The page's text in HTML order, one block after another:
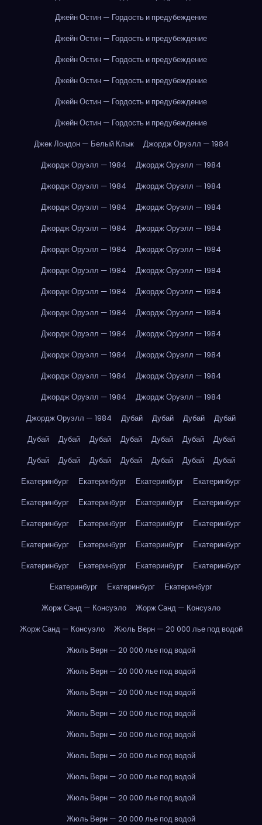
Джейн Остин — Гордость и предубеждение
Джейн Остин — Гордость и предубеждение
Джейн Остин — Гордость и предубеждение
Джейн Остин — Гордость и предубеждение
Джейн Остин — Гордость и предубеждение
Джейн Остин — Гордость и предубеждение
Джек Лондон — Белый Клык
Джордж Оруэлл — 1984
Джордж Оруэлл — 1984
Джордж Оруэлл — 1984
Джордж Оруэлл — 1984
Джордж Оруэлл — 1984
Джордж Оруэлл — 1984
Джордж Оруэлл — 1984
Джордж Оруэлл — 1984
Джордж Оруэлл — 1984
Джордж Оруэлл — 1984
Джордж Оруэлл — 1984
Джордж Оруэлл — 1984
Джордж Оруэлл — 1984
Джордж Оруэлл — 1984
Джордж Оруэлл — 1984
Джордж Оруэлл — 1984
Джордж Оруэлл — 1984
Джордж Оруэлл — 1984
Джордж Оруэлл — 1984
Джордж Оруэлл — 1984
Джордж Оруэлл — 1984
Джордж Оруэлл — 1984
Джордж Оруэлл — 1984
Джордж Оруэлл — 1984
Джордж Оруэлл — 1984
Джордж Оруэлл — 1984
Дубай Дубай Дубай
Дубай
Дубай
Дубай Дубай Дубай Дубай Дубай
Дубай
Дубай
Дубай Дубай Дубай Дубай Дубай
Дубай
Екатеринбург
Екатеринбург Екатеринбург
Екатеринбург
Екатеринбург
Екатеринбург Екатеринбург
Екатеринбург
Екатеринбург
Екатеринбург Екатеринбург
Екатеринбург
Екатеринбург
Екатеринбург Екатеринбург
Екатеринбург
Екатеринбург
Екатеринбург Екатеринбург
Екатеринбург
Екатеринбург
Екатеринбург
Екатеринбург
Жорж Санд — Консуэло
Жорж Санд — Консуэло
Жорж Санд — Консуэло
Жюль Верн — 20 000 лье под водой
Жюль Верн — 20 000 лье под водой
Жюль Верн — 20 000 лье под водой
Жюль Верн — 20 000 лье под водой
Жюль Верн — 20 000 лье под водой
Жюль Верн — 20 000 лье под водой
Жюль Верн — 20 000 лье под водой
Жюль Верн — 20 000 лье под водой
Жюль Верн — 20 000 лье под водой
Жюль Верн — 20 000 лье под водой